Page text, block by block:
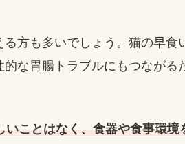
る方も多いでしょう。猫の早食
な胃腸トラブルにもつながる
いことはなく、食器や食事環境